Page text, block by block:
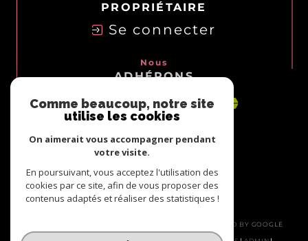
PROPRIÉTAIRE
Se connecter
Nous
ADHÉRONS
© 2026 | TOUS DROITS RÉSERVÉS | TRADUCTION POWERED BY GOOGLE
|
Comme beaucoup, notre site
utilise les cookies
On aimerait vous accompagner pendant
votre visite.
En poursuivant, vous acceptez l'utilisation des
cookies par ce site, afin de vous proposer des
contenus adaptés et réaliser des statistiques !